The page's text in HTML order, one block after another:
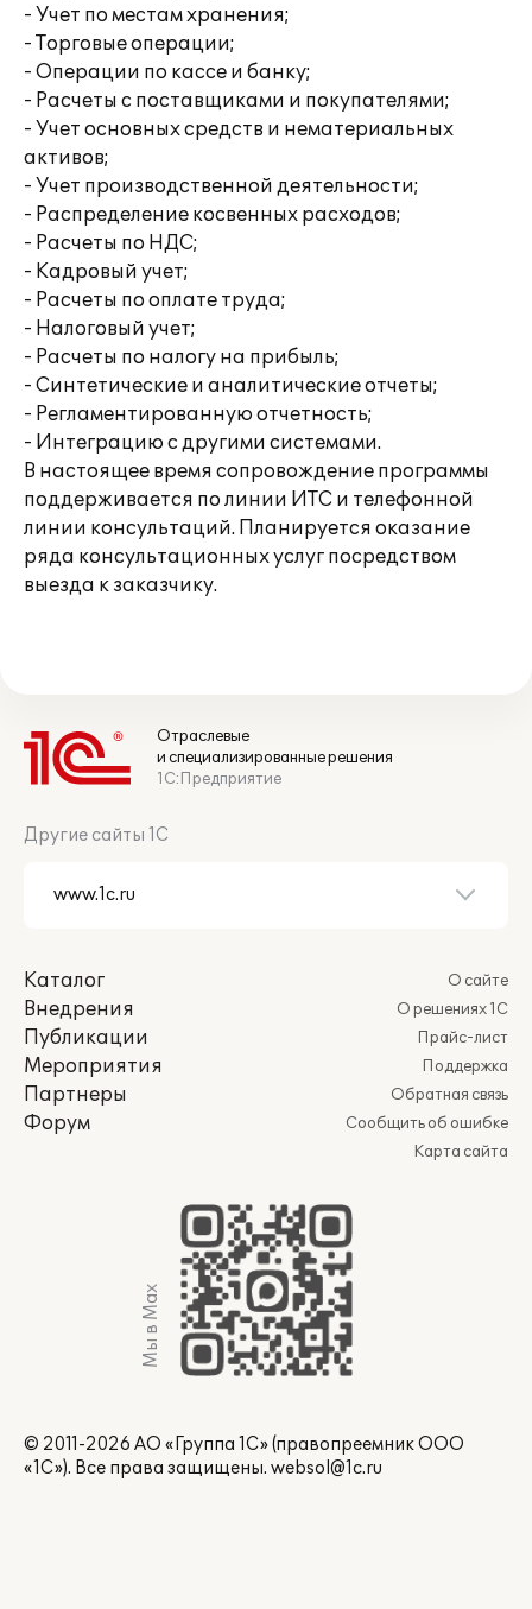
- Учет по местам хранения;
- Торговые операции;
- Операции по кассе и банку;
- Расчеты с поставщиками и покупателями;
- Учет основных средств и нематериальных
активов;
- Учет производственной деятельности;
- Распределение косвенных расходов;
- Расчеты по НДС;
- Кадровый учет;
- Расчеты по оплате труда;
- Налоговый учет;
- Расчеты по налогу на прибыль;
- Синтетические и аналитические отчеты;
- Регламентированную отчетность;
- Интеграцию с другими системами.
В настоящее время сопровождение программы
поддерживается по линии ИТС и телефонной
линии консультаций. Планируется оказание
ряда консультационных услуг посредством
выезда к заказчику.
Отраслевые
и специализированные решения
1С:Предприятие
Другие сайты 1С
Каталог
Внедрения
Публикации
Мероприятия
Партнеры
Форум
О сайте
О решениях 1С
Прайс-лист
Поддержка
Обратная связь
Сообщить об ошибке
Карта сайта
Мы в Max
© 2011-2026 АО «Группа 1С» (правопреемник ООО
«1С»). Все права защищены. websol@1c.ru